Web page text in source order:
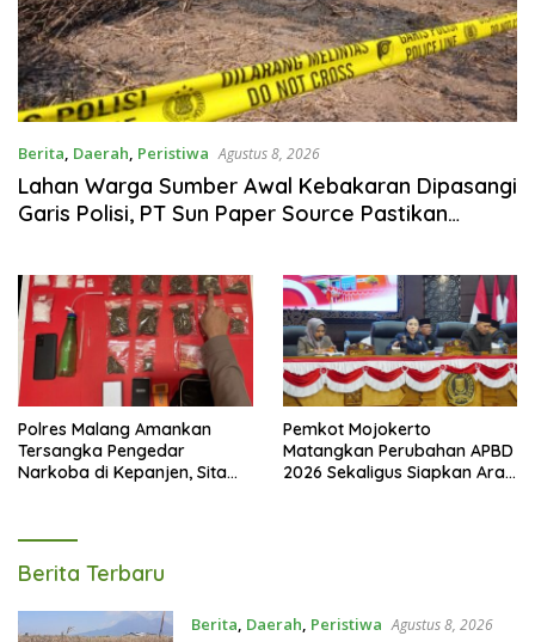
Berita, Daerah, Peristiwa Agustus 8, 2026
Lahan Warga Sumber Awal Kebakaran Dipasangi
Garis Polisi, PT Sun Paper Source Pastikan
Polres Malang Amankan
Tersangka Pengedar
Narkoba di Kepanjen, Sita
Pemkot Mojokerto
Matangkan Perubahan APBD
2026 Sekaligus Siapkan Arah
Tagarterkini
Berita Terbaru
Berita, Daerah, Peristiwa Agustus 8, 2026